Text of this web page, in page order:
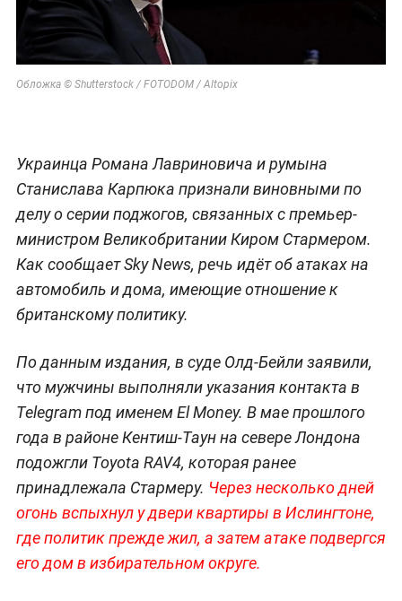
Обложка © Shutterstock / FOTODOM / Altopix
Украинца Романа Лавриновича и румына
Станислава Карпюка признали виновными по
делу о серии поджогов, связанных с премьер-
министром Великобритании Киром Стармером.
Как сообщает Sky News, речь идёт об атаках на
автомобиль и дома, имеющие отношение к
британскому политику.
По данным издания, в суде Олд-Бейли заявили,
что мужчины выполняли указания контакта в
Telegram под именем El Money. В мае прошлого
года в районе Кентиш-Таун на севере Лондона
подожгли Toyota RAV4, которая ранее
принадлежала Стармеру. Через несколько дней
огонь вспыхнул у двери квартиры в Ислингтоне,
где политик прежде жил, а затем атаке подвергся
его дом в избирательном округе.